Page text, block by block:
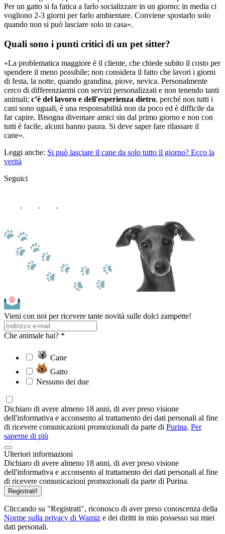
Per un gatto si fa fatica a farlo socializzare in un giorno; in media ci
vogliono 2-3 giorni per farlo ambientare. Conviene spostarlo solo
quando non si può lasciare solo in casa».
Quali sono i punti critici di un pet sitter?
«La problematica maggiore è il cliente, che chiede subito il costo per
spendere il meno possibile; non considera il fatto che lavori i giorni
di festa, la notte, quando grandina, piove, nevica. Personalmente
cerco di differenziarmi con servizi personalizzati e non tenendo tanti
animali; c’è del lavoro e dell'esperienza dietro, perché non tutti i
cani sono uguali, è una responsabilità non da poco ed è difficile da
far capire. Bisogna diventare amici sin dal primo giorno e non con
tutti è facile, alcuni hanno paura. Si deve saper fare rilassare il
cane».
Leggi anche: Si può lasciare il cane da solo tutto il giorno? Ecco la
verità
Seguici
Vieni con noi per ricevere tante novità sulle dolci zampette!
Che animale hai? *
Cane
Gatto
Nessuno dei due
Dichiaro di avere almeno 18 anni, di aver preso visione
dell'informativa e acconsento al trattamento dei dati personali al fine
di ricevere comunicazioni promozionali da parte di Purina. Per
saperne di più
Ulteriori informazioni
Dichiaro di avere almeno 18 anni, di aver preso visione
dell'informativa e acconsento al trattamento dei dati personali al fine
di ricevere comunicazioni promozionali da parte di Purina.
Registrati!
Cliccando su "Registrati", riconosco di aver preso conoscenza della
Norme sulla privacy di Wamiz e dei diritti in mio possesso sui miei
dati personali.